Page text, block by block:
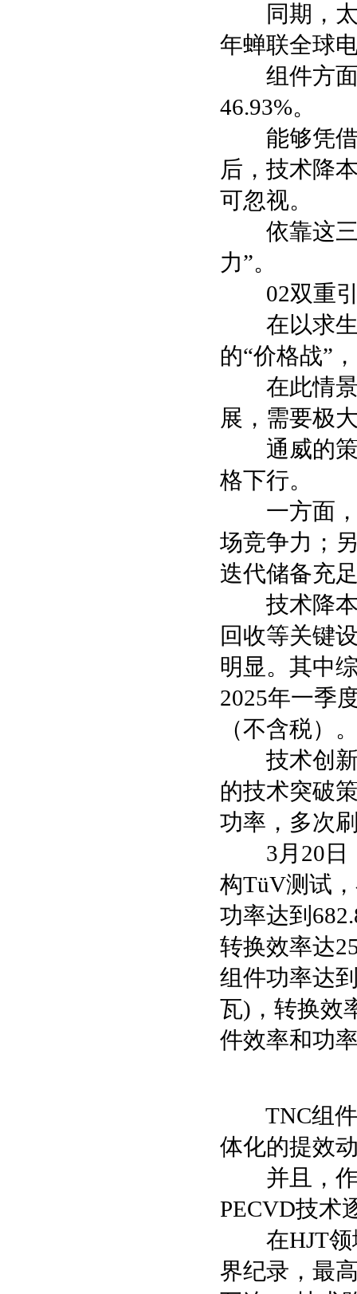
同期，太
年蝉联全球
组件方面
46.93%。
能够凭借
后，技术降
可忽视。
依靠这三
力”。
02双重引
在以求生
的“价格战”
在此情景
展，需要极
通威的策
格下行。
一方面，
场竞争力；
迭代储备充
技术降本
回收等关键
明显。其中
2025年一季
（不含税）
技术创新
的技术突破
功率，多次
3月20日，
构TüV测试
功率达到
转换效率达
组件功率达
瓦)，转换效
件效率和功
TNC组件
体化的提效
并且，作
PECVD技术
在HJT领域
界纪录，最